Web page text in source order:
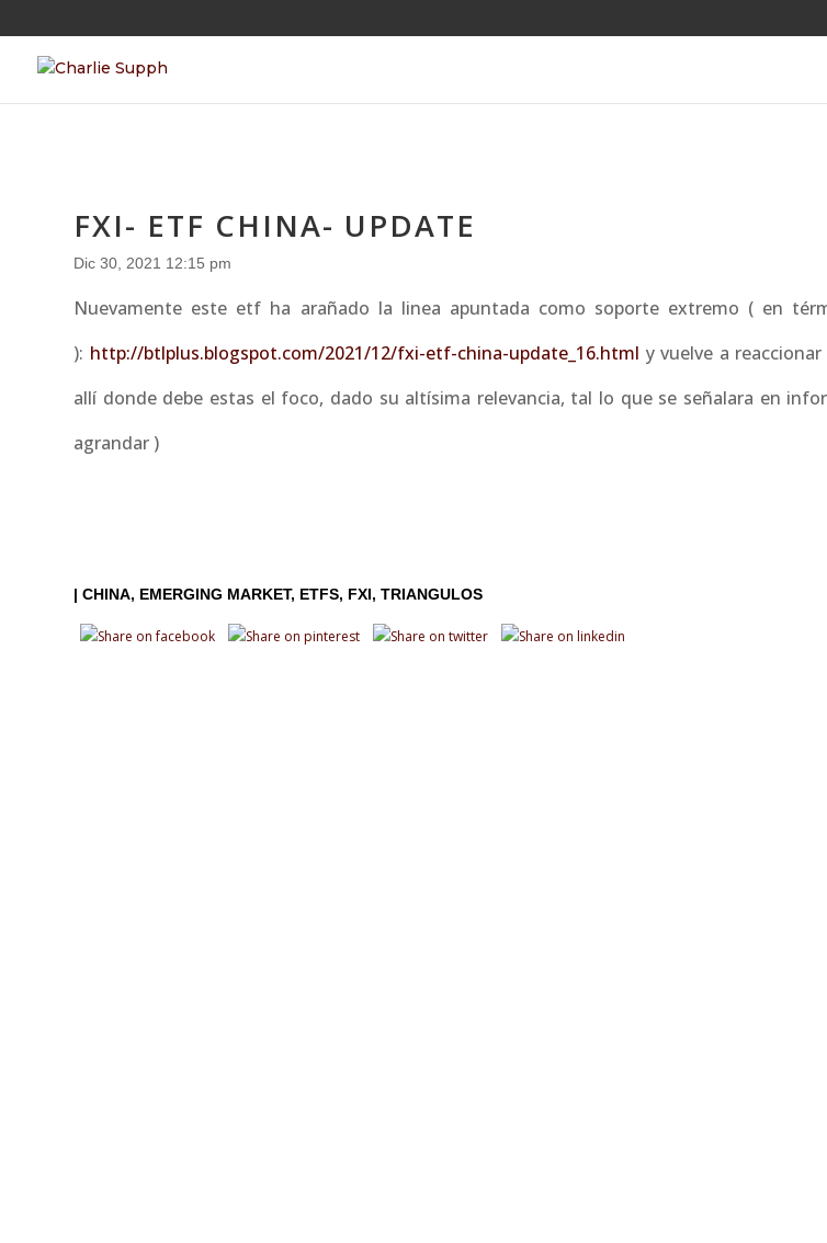
FXI- ETF CHINA- UPDATE
Dic 30, 2021 12:15 pm
Nuevamente este etf ha arañado la linea apuntada como soporte extremo ( en
): http://btlplus.blogspot.com/2021/12/fxi-etf-china-update_16.html y vuelve a
allí donde debe estas el foco, dado su altísima relevancia, tal lo que se señalara en
agrandar )
|CHINA EMERGING MARKET ETFS FXI TRIANGULOS